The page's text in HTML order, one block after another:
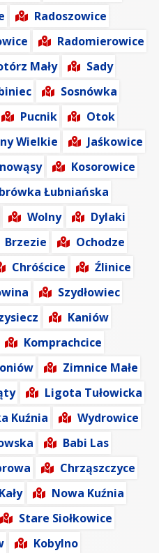
Radoszowice
Radomierowice
Mały
Sady
Sosnówka
Pucnik
Otok
Wielkie
Jaśkowice
Kosorowice
Łubniańska
Wolny
Dylaki
Brzezie
Ochodze
Chróścice
Źlinice
Szydłowiec
Kaniów
Komprachcice
Zimnice Małe
Ligota Tułowicka
Kuźnia
Wydrowice
Babi Las
Chrząszczyce
Kały
Nowa Kuźnia
Stare Siołkowice
Kobylno